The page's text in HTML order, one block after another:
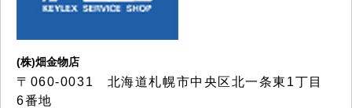
(株)畑金物店
〒060-0031 北海道札幌市中央区北一条東1丁目
6番地